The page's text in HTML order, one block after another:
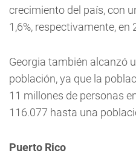
crecimiento del país, con
1,6%, respectivamente, en
Georgia también alcanzó
población, ya que la
11 millones de personas
116.077 hasta una
Puerto Rico